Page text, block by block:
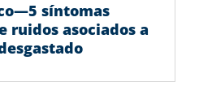
síntomas
ruidos asociados a